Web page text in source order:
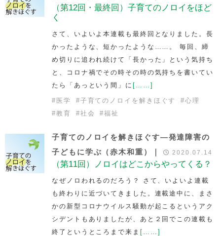
（第12回・最終回）子育てのノロイをほど
く
さて、いよいよ本連載も最終回となりました。長
かったような、短かったような……。 毎回、締
め切りに追われ続けて「長かった」という気持ち
と、コロナ禍でその時その時の気持ちを書いてい
たら「あっという間」に [……]
# 医学 #子育てのノロイを解きほぐす #心理
#教育 #社会 #福祉
子育てのノロイを解きほぐす―発達障害の
子どもに学ぶ（赤木和重）｜
2020.07.14
（第11回）ノロイはどこからやってくる？
なぜノロわれるのだろう？ さて、いよいよ連載
も終わりに近づいてきました。連載途中に、まさ
かの新型コロナウイルス騒動が起こるというアク
シデントもありましたが、あと２回でこの連載も
終了というところまで来ま [……]